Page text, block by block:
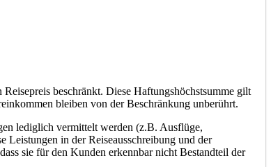
beschränkt. Diese Haftungshöchstsumme gilt
bleiben von der Beschränkung unberührt.
lediglich vermittelt werden (z.B. Ausflüge,
Leistungen in der Reiseausschreibung und der
sie für den Kunden erkennbar nicht Bestandteil der